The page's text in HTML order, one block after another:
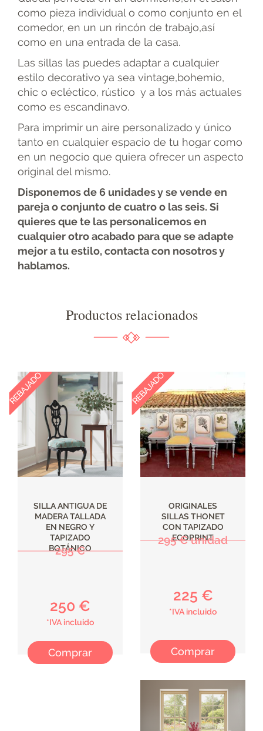
como pieza individual o como conjunto en el
comedor, en un un rincón de trabajo,así
como en una entrada de la casa.
Las sillas las puedes adaptar a cualquier
estilo decorativo ya sea vintage,bohemio,
chic o ecléctico, rústico y a los más actuales
como es escandinavo.
Para imprimir un aire personalizado y único
tanto en cualquier espacio de tu hogar como
en un negocio que quiera ofrecer un aspecto
original del mismo.
Disponemos de 6 unidades y se vende en
pareja o conjunto de cuatro o las seis. Si
quieres que te las personalicemos en
cualquier otro acabado para que se adapte
mejor a tu estilo, contacta con nosotros y
hablamos.
Productos relacionados
SILLA ANTIGUA DE
MADERA TALLADA
EN NEGRO Y
TAPIZADO
BOTÁNICO
295 €
250 €
*IVA incluido
Comprar
ORIGINALES
SILLAS THONET
CON TAPIZADO
ECOPRINT
295 € unidad
225 €
*IVA incluido
Comprar